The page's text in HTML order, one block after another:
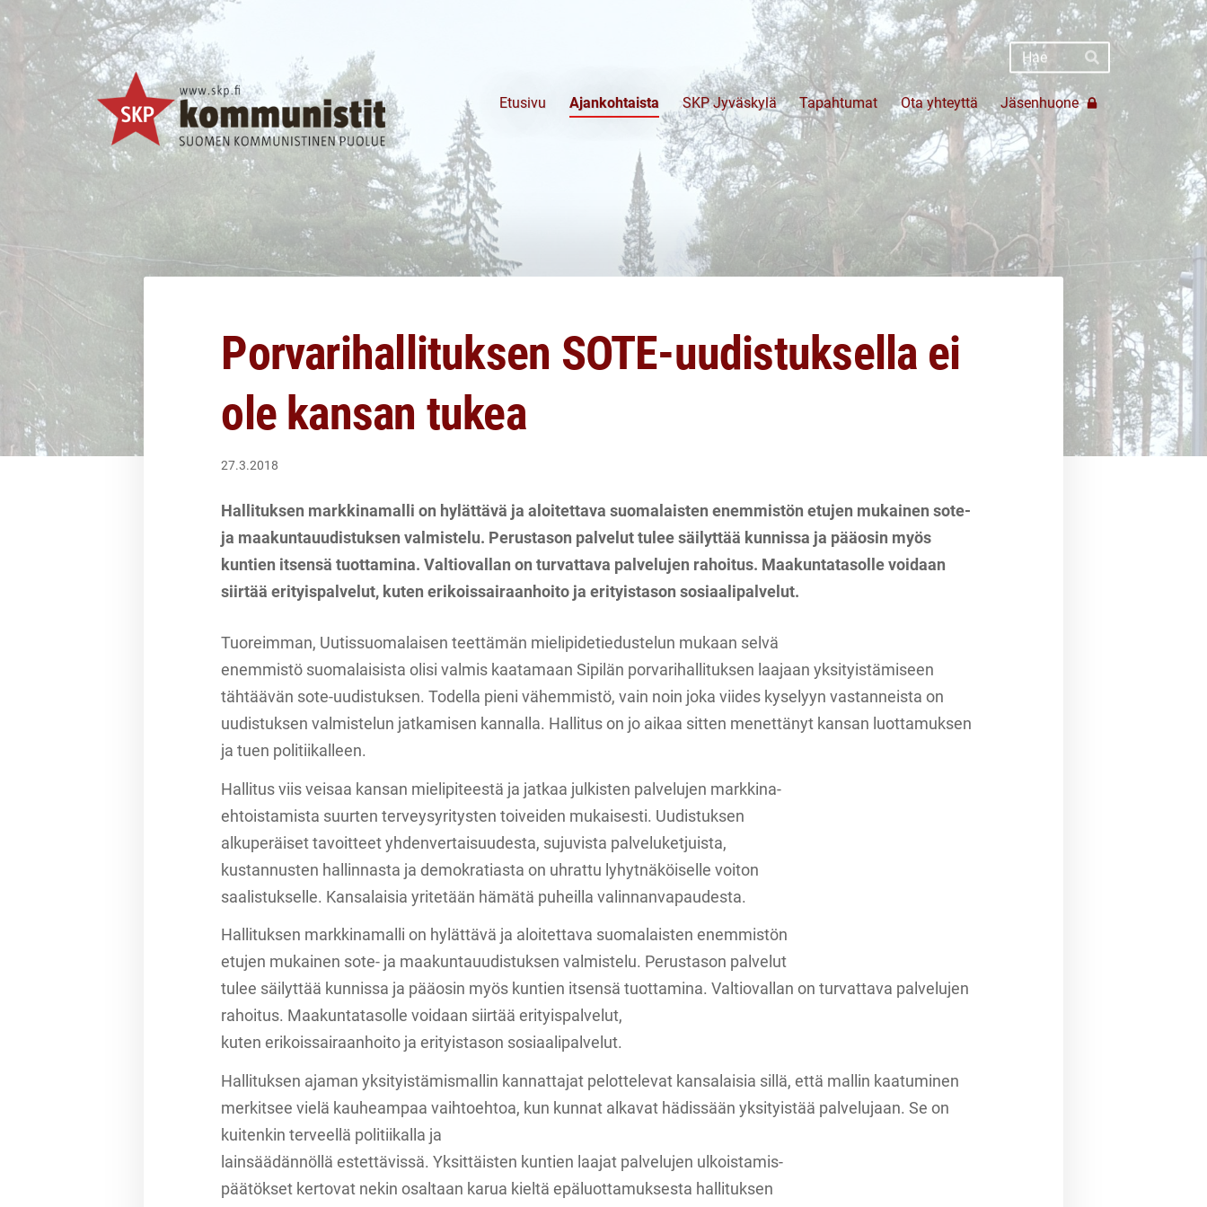
sivun
sisältöön
Haku
Hae
SKP Jyväskylä
Etusivu Ajankohtaista SKP Jyväskylä Tapahtumat Ota yhteyttä Jäsenhuone
Porvarihallituksen SOTE-uudistuksella ei
ole kansan tukea
27.3.2018
Hallituksen markkinamalli on hylättävä ja aloitettava suomalaisten enemmistön etujen mukainen sote-
ja maakuntauudistuksen valmistelu. Perustason palvelut tulee säilyttää kunnissa ja pääosin myös
kuntien itsensä tuottamina. Valtiovallan on turvattava palvelujen rahoitus. Maakuntatasolle voidaan
siirtää erityispalvelut, kuten erikoissairaanhoito ja erityistason sosiaalipalvelut.
Tuoreimman, Uutissuomalaisen teettämän mielipidetiedustelun mukaan selvä
enemmistö suomalaisista olisi valmis kaatamaan Sipilän porvarihallituksen laajaan yksityistämiseen
tähtäävän sote-uudistuksen. Todella pieni vähemmistö, vain noin joka viides kyselyyn vastanneista on
uudistuksen valmistelun jatkamisen kannalla. Hallitus on jo aikaa sitten menettänyt kansan luottamuksen
ja tuen politiikalleen.
Hallitus viis veisaa kansan mielipiteestä ja jatkaa julkisten palvelujen markkina-
ehtoistamista suurten terveysyritysten toiveiden mukaisesti. Uudistuksen
alkuperäiset tavoitteet yhdenvertaisuudesta, sujuvista palveluketjuista,
kustannusten hallinnasta ja demokratiasta on uhrattu lyhytnäköiselle voiton
saalistukselle. Kansalaisia yritetään hämätä puheilla valinnanvapaudesta.
Hallituksen markkinamalli on hylättävä ja aloitettava suomalaisten enemmistön
etujen mukainen sote- ja maakuntauudistuksen valmistelu. Perustason palvelut
tulee säilyttää kunnissa ja pääosin myös kuntien itsensä tuottamina. Valtiovallan on turvattava palvelujen
rahoitus. Maakuntatasolle voidaan siirtää erityispalvelut,
kuten erikoissairaanhoito ja erityistason sosiaalipalvelut.
Hallituksen ajaman yksityistämismallin kannattajat pelottelevat kansalaisia sillä, että mallin kaatuminen
merkitsee vielä kauheampaa vaihtoehtoa, kun kunnat alkavat hädissään yksityistää palvelujaan. Se on
kuitenkin terveellä politiikalla ja
lainsäädännöllä estettävissä. Yksittäisten kuntien laajat palvelujen ulkoistamis-
päätökset kertovat nekin osaltaan karua kieltä epäluottamuksesta hallituksen